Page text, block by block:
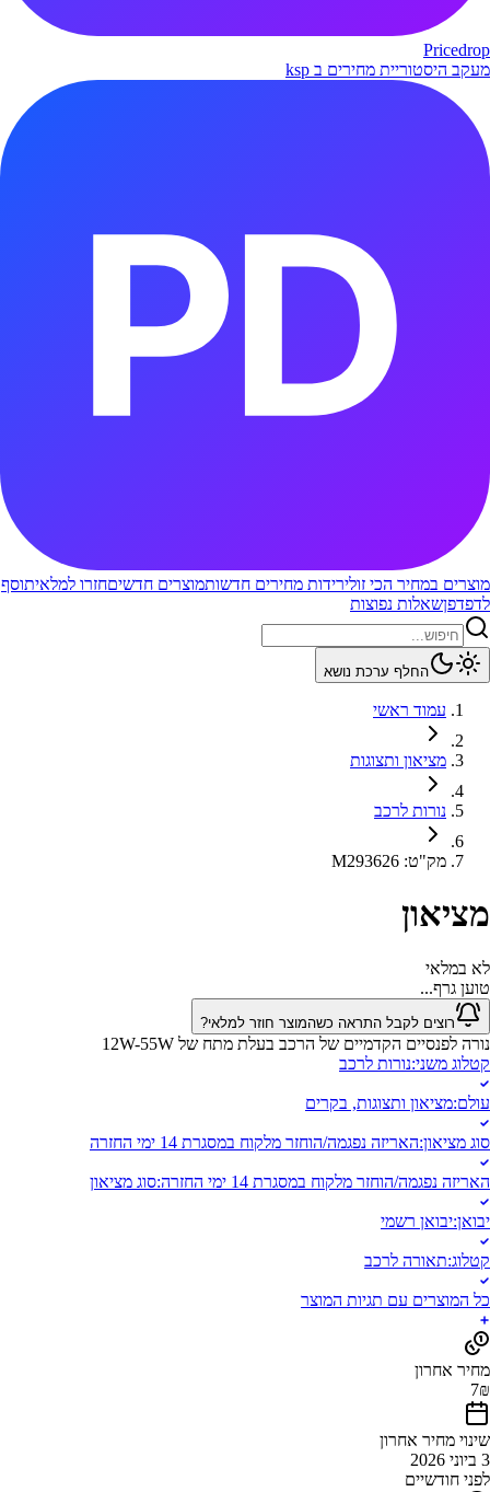
Pricedrop
מעקב היסטוריית מחירים ב ksp
מוצרים במחיר הכי זולירידות מחירים חדשותמוצרים חדשיםחזרו למלאיתוסף
לדפדפןשאלות נפוצות
החלף ערכת נושא
עמוד ראשי
מציאון ותצוגות
נורות לרכב
מק"ט:
M293626
מציאון
לא במלאי
טוען גרף...
רוצים לקבל התראה כשהמוצר חוזר למלאי?
נורה לפנסיים הקדמיים של הרכב בעלת מתח של 12W-55W
קטלוג משני:נורות לרכב
עולם:מציאון ותצוגות, בקרים
סוג מציאון:האריזה נפגמה/הוחזר מלקוח במסגרת 14 ימי החזרה
האריזה נפגמה/הוחזר מלקוח במסגרת 14 ימי החזרה :סוג מציאון
יבואן:יבואן רשמי
קטלוג:תאורה לרכב
כל המוצרים עם תגיות המוצר
מחיר אחרון
7₪
שינוי מחיר אחרון
3 ביוני 2026
לפני חודשיים